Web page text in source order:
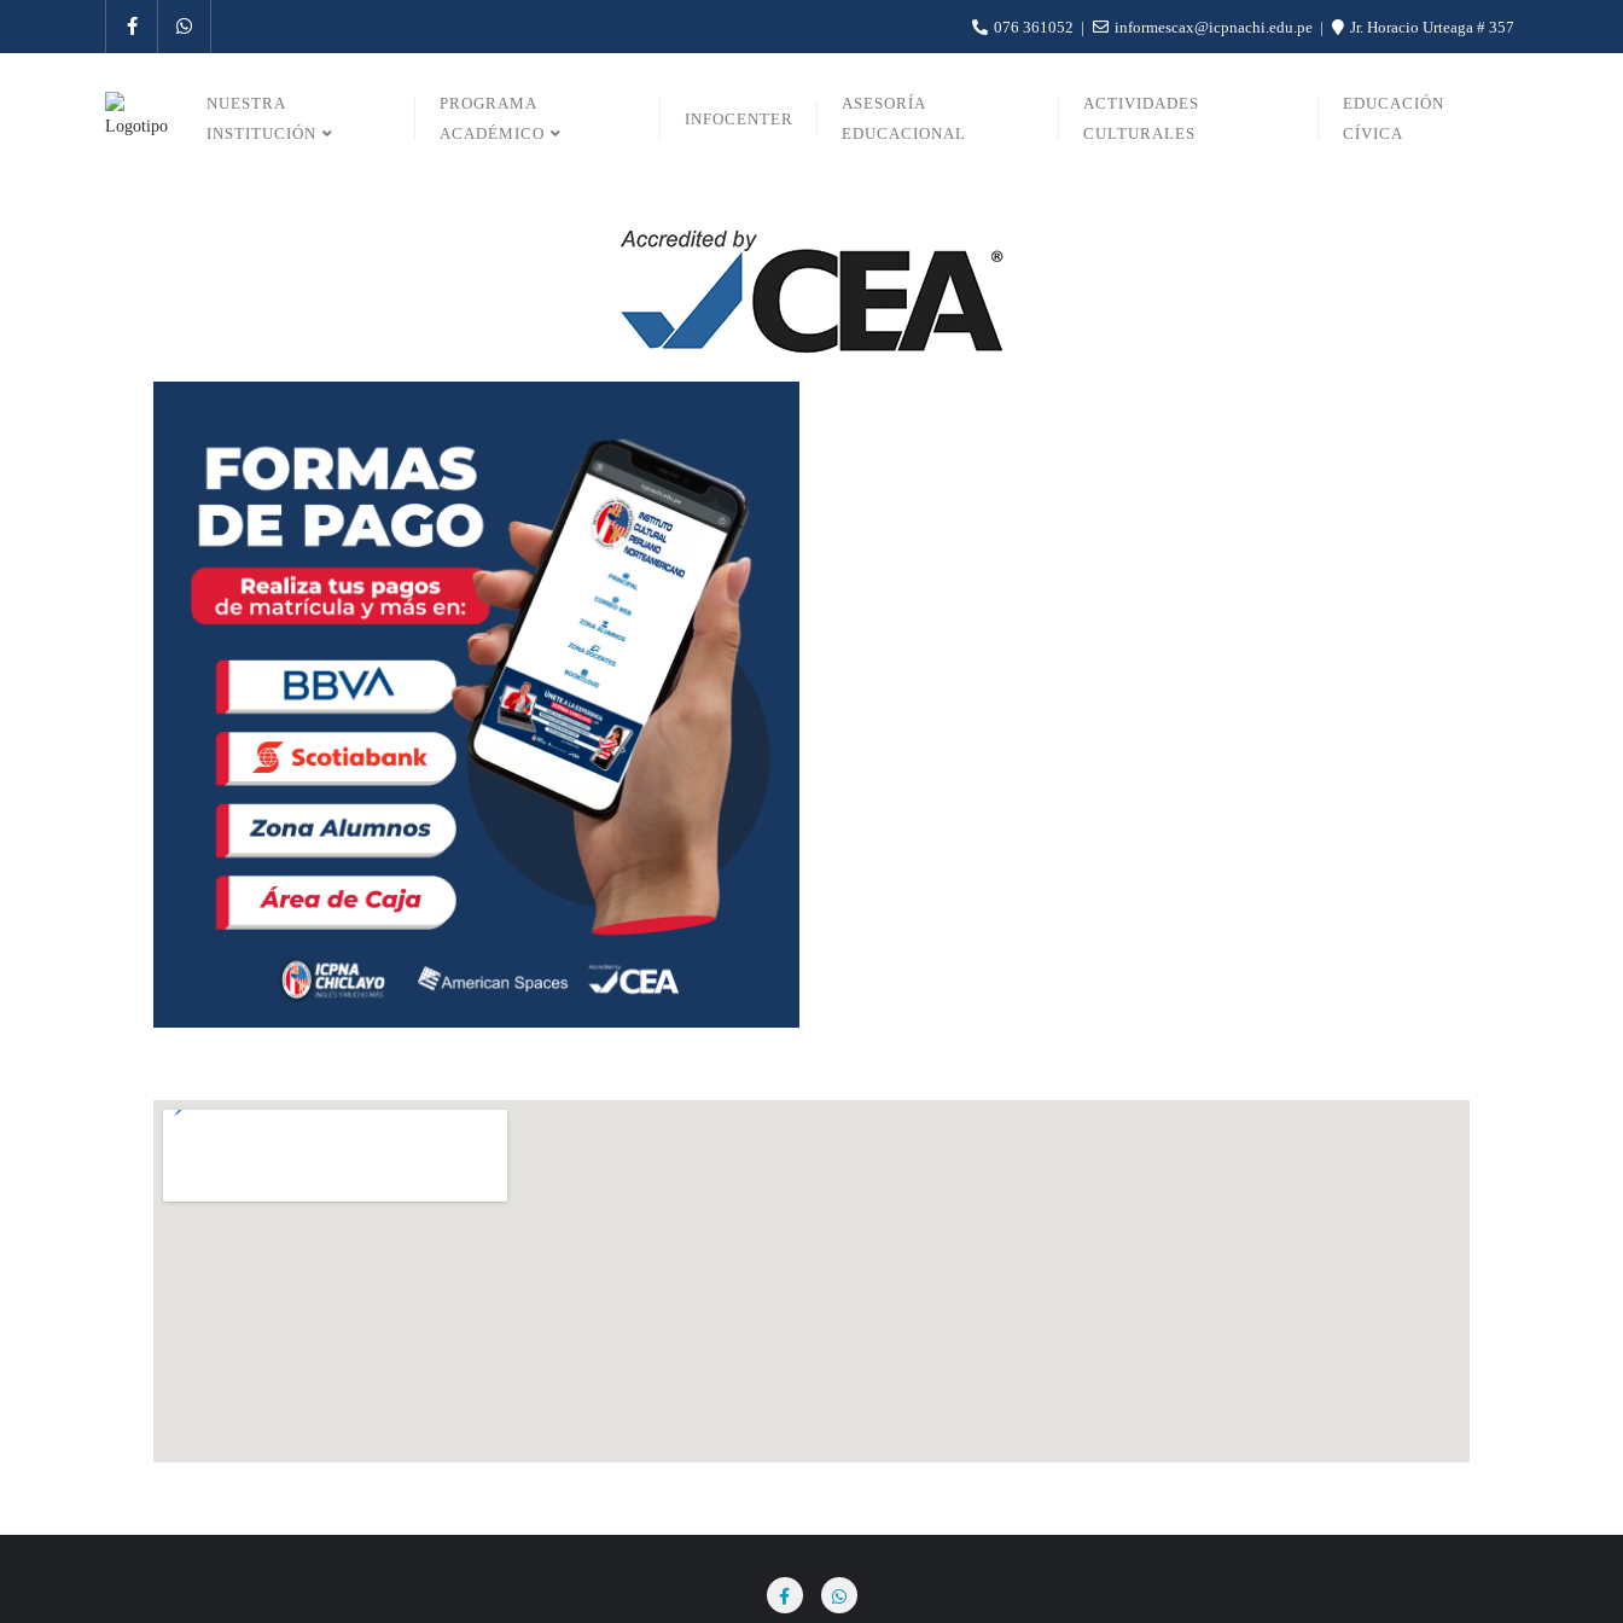
076 361052 informescax@icpnachi.edu.pe Jr. Horacio Urteaga # 357
NUESTRA
INSTITUCIÓN
PROGRAMA
ACADÉMICO
INFOCENTER
ASESORÍA
EDUCACIONAL
ACTIVIDADES
CULTURALES
EDUCACIÓN
CÍVICA